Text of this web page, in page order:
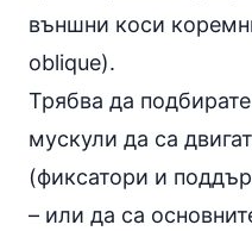
външни коси
oblique).
Трябва да
мускули да са
(фиксатори и
– или да са